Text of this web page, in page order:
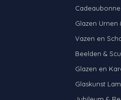
Glazen Urnen
Vazen en
Beelden &
Glazen en
Glaskunst